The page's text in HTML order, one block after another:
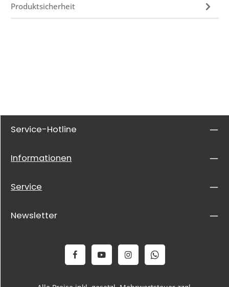
Produktsicherheit
Service-Hotline
Informationen
Service
Newsletter